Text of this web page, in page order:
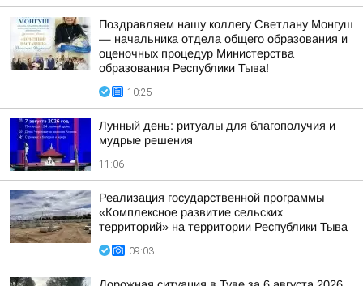
Поздравляем нашу коллегу Светлану Монгуш
— начальника отдела общего образования и
оценочных процедур Министерства
образования Республики Тыва!
10:25
Лунный день: ритуалы для благополучия и
мудрые решения
11:06
Реализация государственной программы
«Комплексное развитие сельских
территорий» на территории Республики Тыва
09:03